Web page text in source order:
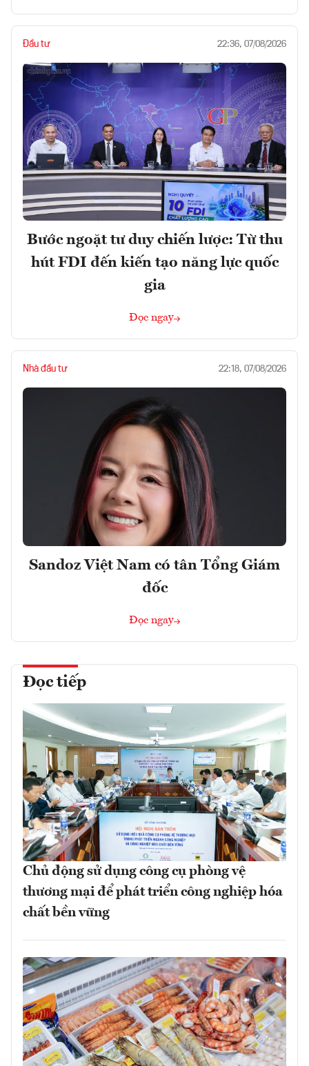
Đầu tư 22:36, 07/08/2026
Bước ngoặt tư duy chiến lược: Từ thu
hút FDI đến kiến tạo năng lực quốc
gia
Đọc ngay
Nhà đầu tư 22:18, 07/08/2026
Sandoz Việt Nam có tân Tổng Giám
đốc
Đọc ngay
Đọc tiếp
Chủ động sử dụng công cụ phòng vệ
thương mại để phát triển công nghiệp hóa
chất bền vững